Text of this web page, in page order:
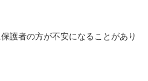
護者の方が不安になることがあり